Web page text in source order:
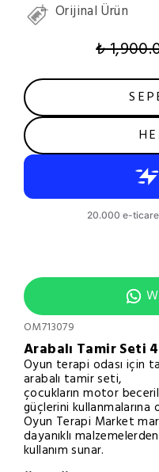
Orijinal Ürün
₺
OM713079
Arabalı Tamir Seti
Oyun terapi odası için
arabalı tamir seti,
çocukların motor
güçlerini kullanmalarına
Oyun Terapi Market
dayanıklı
kullanım sunar.